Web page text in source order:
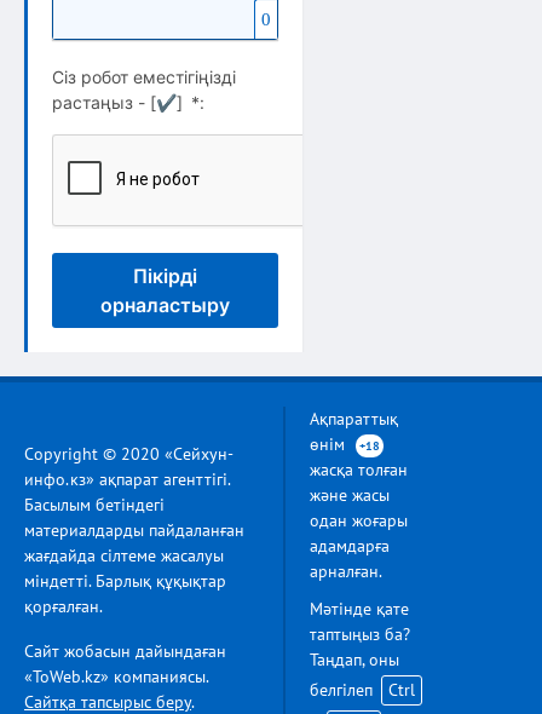
0
Сіз робот еместігіңізді
растаңыз - [✔] *:
Пікірді
орналастыру
Copyright © 2020 «Сейхун-
инфо.кз» ақпарат агенттігі.
Басылым бетіндегі
материалдарды пайдаланған
жағдайда сілтеме жасалуы
міндетті. Барлық құқықтар
қорғалған.
Сайт жобасын дайындаған
«ToWeb.kz» компаниясы.
Сайтқа тапсырыс беру.
Ақпараттық
өнім
+18
жасқа толған
және жасы
одан жоғары
адамдарға
арналған.
Мәтінде қате
таптыңыз ба?
Таңдап, оны
белгілеп
Ctrl